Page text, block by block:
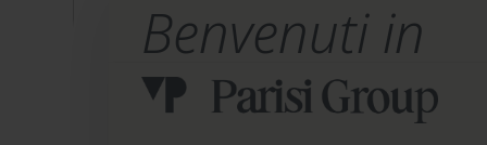
Benvenuti in